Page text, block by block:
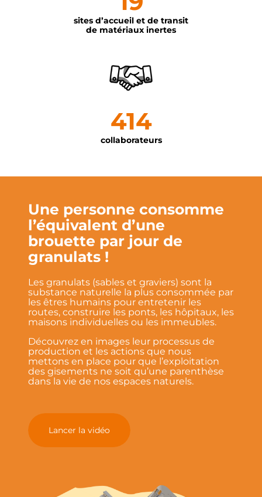
sites d’accueil et de transit
de matériaux inertes
414
collaborateurs
Une personne consomme
l’équivalent d’une
brouette par jour de
granulats !
Les granulats (sables et graviers) sont la
substance naturelle la plus consommée par
les êtres humains pour entretenir les
routes, construire les ponts, les hôpitaux, les
maisons individuelles ou les immeubles.
Découvrez en images leur processus de
production et les actions que nous
mettons en place pour que l’exploitation
des gisements ne soit qu’une parenthèse
dans la vie de nos espaces naturels.
Lancer la vidéo